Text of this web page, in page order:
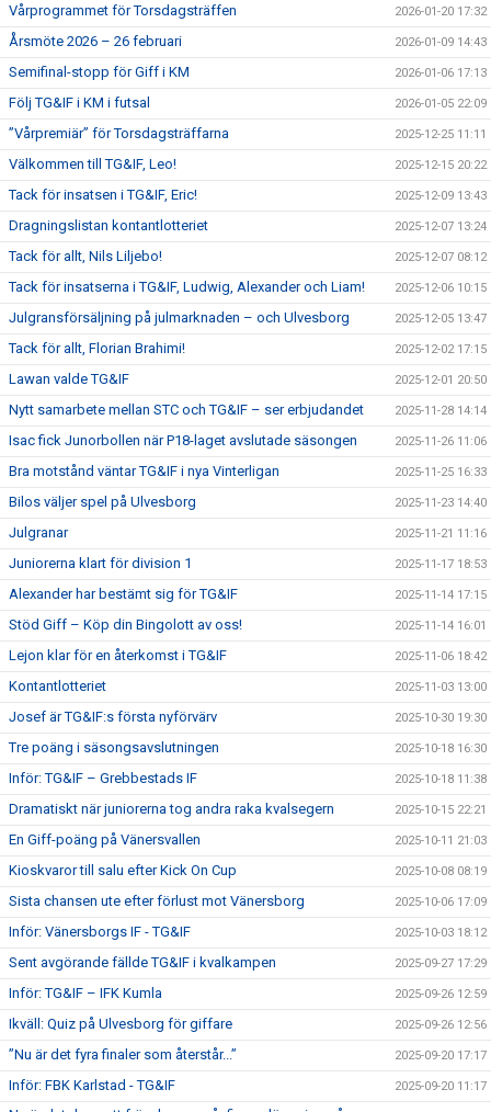
Vårprogrammet för Torsdagsträffen 2026-01-20 17:32
Årsmöte 2026 – 26 februari 2026-01-09 14:43
Semifinal-stopp för Giff i KM 2026-01-06 17:13
Följ TG&IF i KM i futsal 2026-01-05 22:09
”Vårpremiär” för Torsdagsträffarna 2025-12-25 11:11
Välkommen till TG&IF, Leo! 2025-12-15 20:22
Tack för insatsen i TG&IF, Eric! 2025-12-09 13:43
Dragningslistan kontantlotteriet 2025-12-07 13:24
Tack för allt, Nils Liljebo! 2025-12-07 08:12
Tack för insatserna i TG&IF, Ludwig, Alexander och Liam! 2025-12-06 10:15
Julgransförsäljning på julmarknaden – och Ulvesborg 2025-12-05 13:47
Tack för allt, Florian Brahimi! 2025-12-02 17:15
Lawan valde TG&IF 2025-12-01 20:50
Nytt samarbete mellan STC och TG&IF – ser erbjudandet 2025-11-28 14:14
Isac fick Junorbollen när P18-laget avslutade säsongen 2025-11-26 11:06
Bra motstånd väntar TG&IF i nya Vinterligan 2025-11-25 16:33
Bilos väljer spel på Ulvesborg 2025-11-23 14:40
Julgranar 2025-11-21 11:16
Juniorerna klart för division 1 2025-11-17 18:53
Alexander har bestämt sig för TG&IF 2025-11-14 17:15
Stöd Giff – Köp din Bingolott av oss! 2025-11-14 16:01
Lejon klar för en återkomst i TG&IF 2025-11-06 18:42
Kontantlotteriet 2025-11-03 13:00
Josef är TG&IF:s första nyförvärv 2025-10-30 19:30
Tre poäng i säsongsavslutningen 2025-10-18 16:30
Inför: TG&IF – Grebbestads IF 2025-10-18 11:38
Dramatiskt när juniorerna tog andra raka kvalsegern 2025-10-15 22:21
En Giff-poäng på Vänersvallen 2025-10-11 21:03
Kioskvaror till salu efter Kick On Cup 2025-10-08 08:19
Sista chansen ute efter förlust mot Vänersborg 2025-10-06 17:09
Inför: Vänersborgs IF - TG&IF 2025-10-03 18:12
Sent avgörande fällde TG&IF i kvalkampen 2025-09-27 17:29
Inför: TG&IF – IFK Kumla 2025-09-26 12:59
Ikväll: Quiz på Ulvesborg för giffare 2025-09-26 12:56
”Nu är det fyra finaler som återstår...” 2025-09-20 17:17
Inför: FBK Karlstad - TG&IF 2025-09-20 11:17